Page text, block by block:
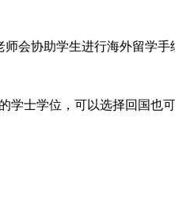
会协助学生进行海外留学手
士学位，可以选择回国也